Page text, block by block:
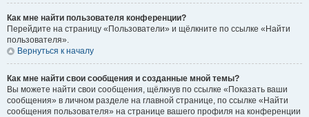
Как мне найти пользователя конференции?
Перейдите на страницу «Пользователи» и щёлкните по ссылке «Найти
пользователя».
Вернуться к началу
Как мне найти свои сообщения и созданные мной темы?
Вы можете найти свои сообщения, щёлкнув по ссылке «Показать ваши
сообщения» в личном разделе на главной странице, по ссылке «Найти
сообщения пользователя» на странице вашего профиля на конференции